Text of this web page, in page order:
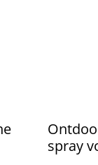
spray